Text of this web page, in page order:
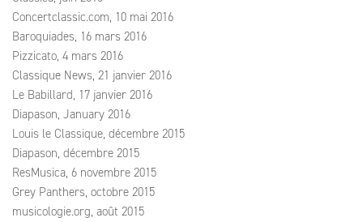
Concertclassic.com, 10 mai 2016
Baroquiades, 16 mars 2016
Pizzicato, 4 mars 2016
Classique News, 21 janvier 2016
Le Babillard, 17 janvier 2016
Diapason, January 2016
Louis le Classique, décembre 2015
Diapason, décembre 2015
ResMusica, 6 novembre 2015
Grey Panthers, octobre 2015
musicologie.org, août 2015